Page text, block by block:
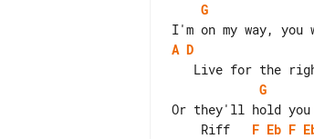
G
A D
G
    Riff
F Eb F